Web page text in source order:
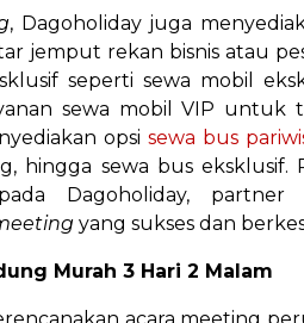
, Dagoholiday juga
jemput rekan bisnis atau
seperti sewa mobil
sewa mobil VIP untuk
opsi sewa bus
hingga sewa bus
Dagoholiday,
yang sukses dan
Murah 3 Hari 2 Malam